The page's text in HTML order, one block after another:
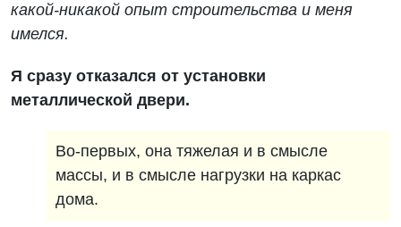
какой-никакой опыт строительства и меня
имелся.
Я сразу отказался от установки
металлической двери.
Во-первых, она тяжелая и в смысле
массы, и в смысле нагрузки на каркас
дома.